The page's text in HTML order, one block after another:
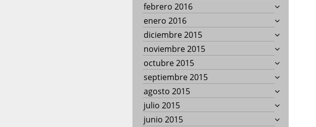
febrero 2016
enero 2016
diciembre 2015
noviembre 2015
octubre 2015
septiembre 2015
agosto 2015
julio 2015
junio 2015